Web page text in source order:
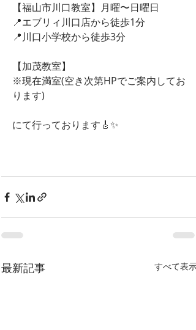
【福山市川口教室】月曜〜日曜日
📍エブリィ川口店から徒歩1分
📍川口小学校から徒歩3分
【加茂教室】
※現在満室(空き次第HPでご案内してお
ります)
にて行っております🎸✨
最新記事 すべて表示